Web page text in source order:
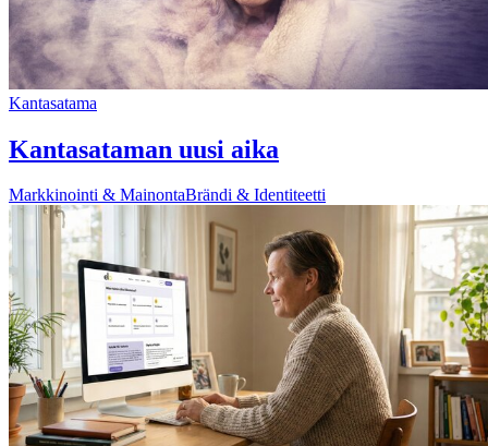
Kantasatama
Kantasataman uusi aika
Markkinointi & MainontaBrändi & Identiteetti